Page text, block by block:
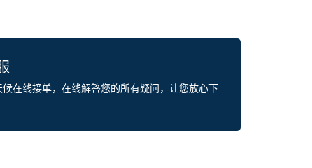
在线接单，在线解答您的所有疑问，让您放心下